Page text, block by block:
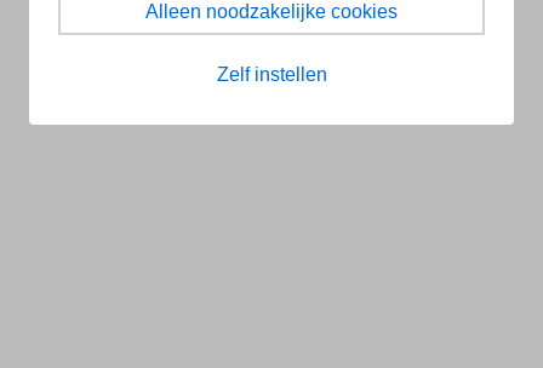
Alleen noodzakelijke cookies
Zelf instellen